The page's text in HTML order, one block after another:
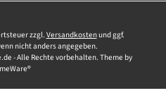
zzgl. Versandkostenund ggf.
nicht anders angegeben.
- Alle Rechte vorbehalten. Theme by